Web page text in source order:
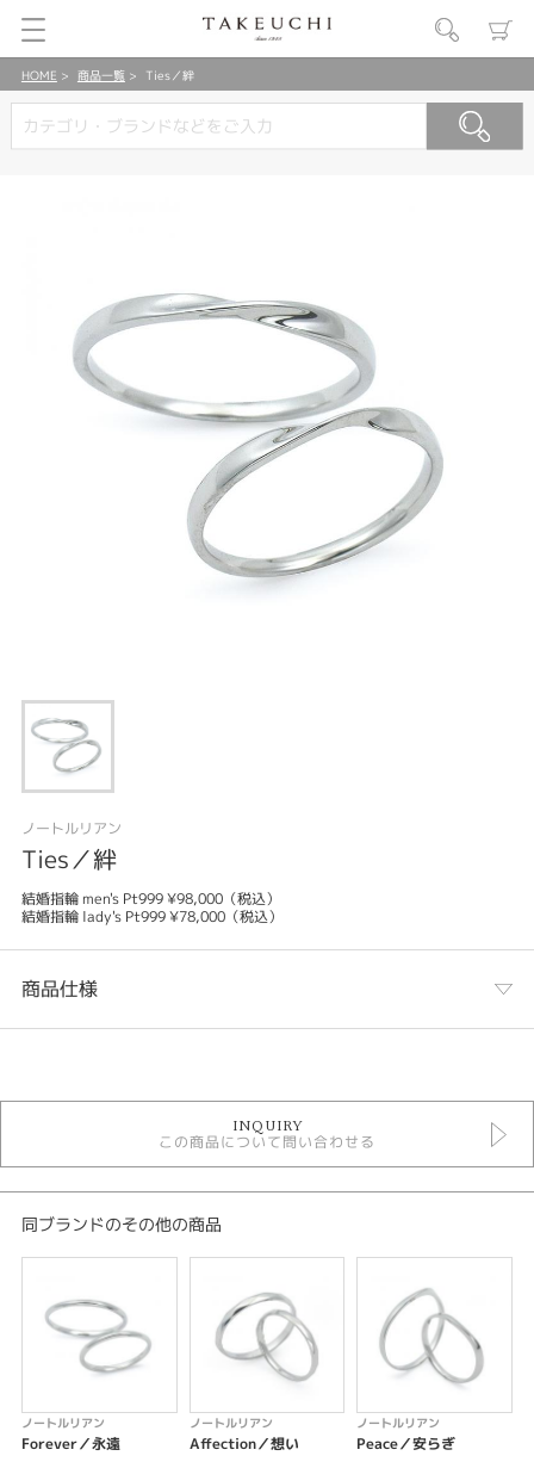
HOME 商品一覧 Ties／絆
ノートルリアン
Ties／絆
結婚指輪 men's Pt999 ¥98,000（税込）
結婚指輪 lady's Pt999 ¥78,000（税込）
商品仕様
結婚指輪
デザイン
テイスト
結婚指輪 シンプル
レディース
INQUIRY
この商品について問い合わせる
同ブランドのその他の商品
ノートルリアン
Forever／永遠
ノートルリアン
Affection／想い
ノートルリアン
Peace／安らぎ